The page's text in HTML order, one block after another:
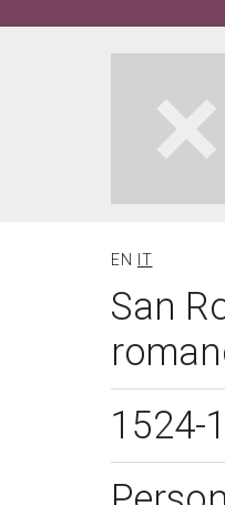
EN IT
San
1524-